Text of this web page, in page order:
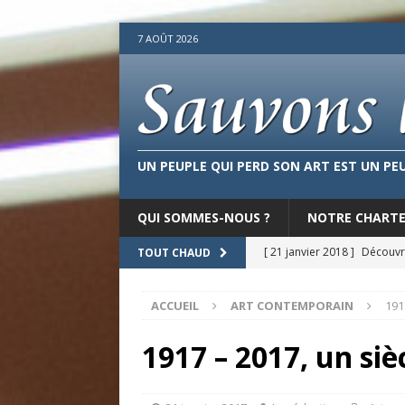
7 AOÛT 2026
UN PEUPLE QUI PERD SON ART EST UN
QUI SOMMES-NOUS ? NOTRE CHARTE
TOUT CHAUD [ 21 janvier 2018 ]
dans les cirques culturels
CONTEMPORAIN
[ 20 août 2017 ]
La
ACCUEIL ART CONTEMPORAIN
1917 – 2017, un